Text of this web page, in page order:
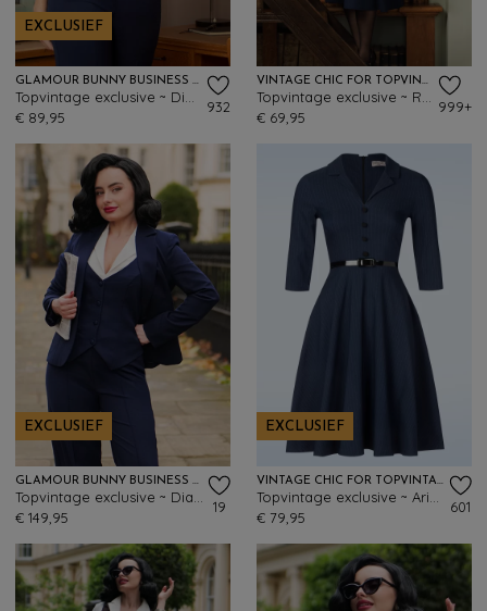
EXCLUSIEF
GLAMOUR BUNNY BUSINESS BABE
€ 89,95
932
VINTAGE CHIC FOR TOPVINTAGE
€ 69,95
999+
EXCLUSIEF
GLAMOUR BUNNY BUSINESS BABE
€ 149,95
19
EXCLUSIEF
VINTAGE CHIC FOR TOPVINTAGE
€ 79,95
601